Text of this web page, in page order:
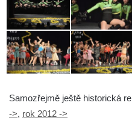
Samozřejmě ještě historická
->, rok 2012 ->